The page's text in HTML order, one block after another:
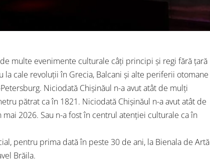
multe evenimente culturale câți principi și regi fără țară
la cale revoluții în Grecia, Balcani și alte periferii otomane
Niciodată Chișinăul n-a avut atât de mulți
pătrat ca în 1821. Niciodată Chișinăul n-a avut atât de
2026. Sau n-a fost în centrul atenției culturale ca în
pentru prima dată în peste 30 de ani, la Bienala de Artă
Brăila.